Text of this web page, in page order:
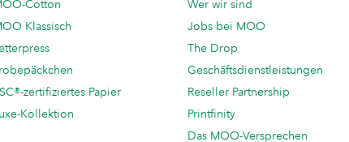
Cotton
Klassisch
zertifiziertes Papier
Kollektion
Wer wir sind
Jobs bei MOO
The Drop
Geschäftsdienstleistungen
Reseller Partnership
Printfinity
Das MOO-Versprechen